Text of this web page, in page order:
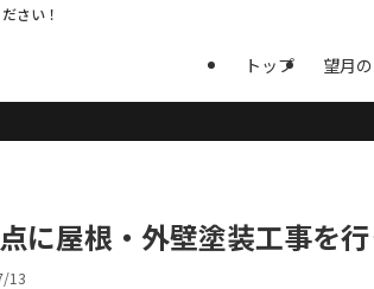
さい！
トップ 望月
に屋根・外壁塗装工事を
13